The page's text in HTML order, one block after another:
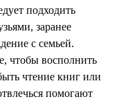
подходить
заранее
с семьей.
чтобы восполнить
чтение книг или
помогают